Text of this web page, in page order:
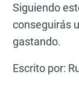
Siguiendo
conseguirás
gastando.
Escrito por: